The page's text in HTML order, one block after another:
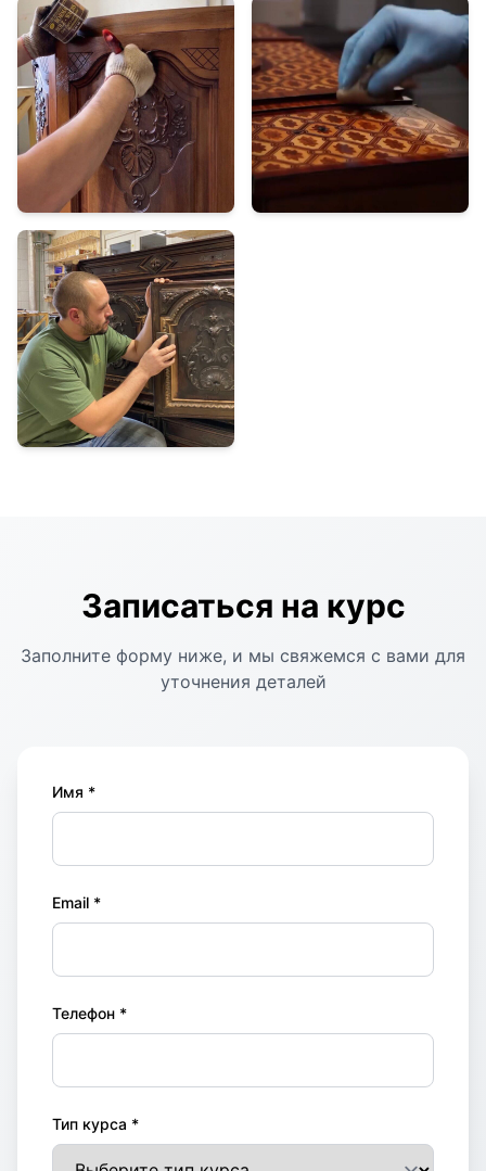
Записаться на курс
Заполните форму ниже, и мы свяжемся с вами для
уточнения деталей
Имя *
Email *
Телефон *
Тип курса *